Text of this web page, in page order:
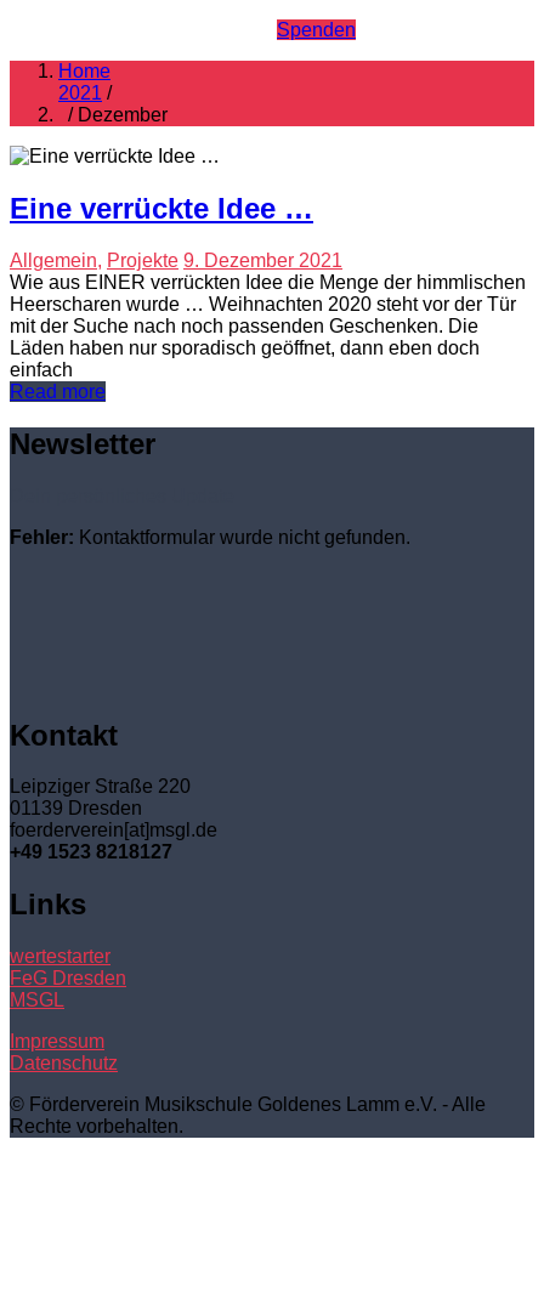
Spenden
Home
2021 /
/ Dezember
Eine verrückte Idee …
Allgemein, Projekte 9. Dezember 2021
Wie aus EINER verrückten Idee die Menge der himmlischen
Heerscharen wurde … Weihnachten 2020 steht vor der Tür
mit der Suche nach noch passenden Geschenken. Die
Läden haben nur sporadisch geöffnet, dann eben doch
einfach
Read more
Newsletter
Fehler: Kontaktformular wurde nicht gefunden.
Kontakt
Leipziger Straße 220
01139 Dresden
foerderverein[at]msgl.de
+49 1523 8218127
Links
wertestarter
FeG Dresden
MSGL
Impressum
Datenschutz
© Förderverein Musikschule Goldenes Lamm e.V. - Alle
Rechte vorbehalten.